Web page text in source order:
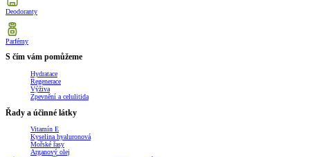
Deodoranty
Parfémy
S čím vám pomůžeme
Hydratace
Regenerace
Výživa
Zpevnění a celulitida
Řady a účinné látky
Vitamín E
Kyselina hyaluronová
Mořské řasy
Arganový olej